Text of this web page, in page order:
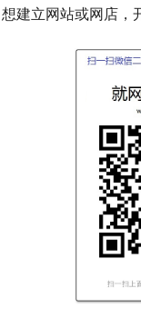
想建立网站或网店，